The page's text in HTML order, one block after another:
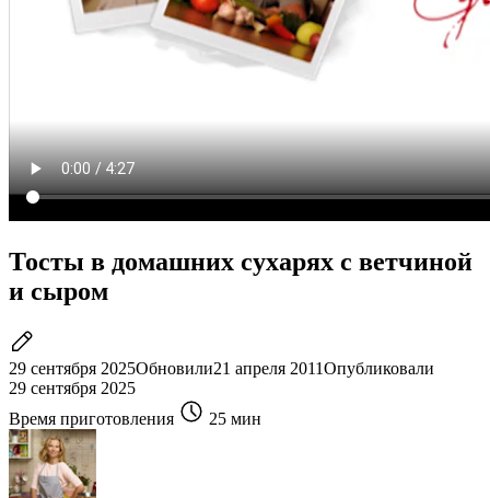
Тосты в домашних сухарях с ветчиной
и сыром
29 сентября 2025Обновили21 апреля 2011Опубликовали
29 сентября 2025
Время приготовления
25 мин